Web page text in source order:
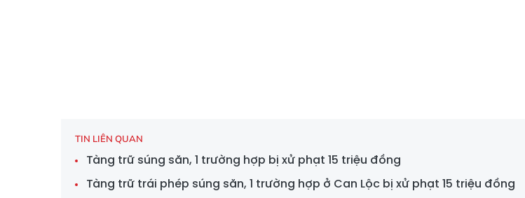
TIN LIÊN QUAN
Tàng trữ súng săn, 1 trường hợp bị xử phạt 15 triệu đồng
Tàng trữ trái phép súng săn, 1 trường hợp ở Can Lộc bị xử phạt 15 triệu đồng